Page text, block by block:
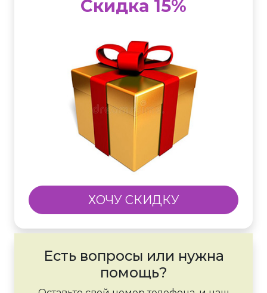
Скидка 15%
ХОЧУ СКИДКУ
Есть вопросы или нужна
помощь?